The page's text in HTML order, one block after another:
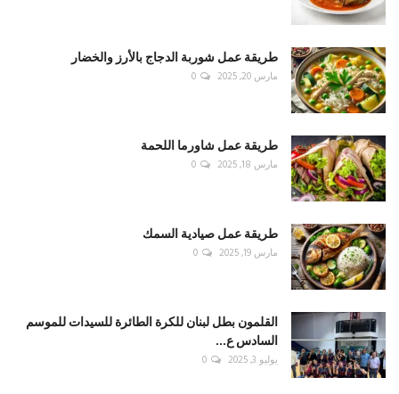
طريقة عمل شوربة الدجاج بالأرز والخضار
مارس 20, 2025 0
طريقة عمل شاورما اللحمة
مارس 18, 2025 0
طريقة عمل صيادية السمك
مارس 19, 2025 0
القلمون بطل لبنان للكرة الطائرة للسيدات للموسم
السادس ع...
يوليو 3, 2025 0